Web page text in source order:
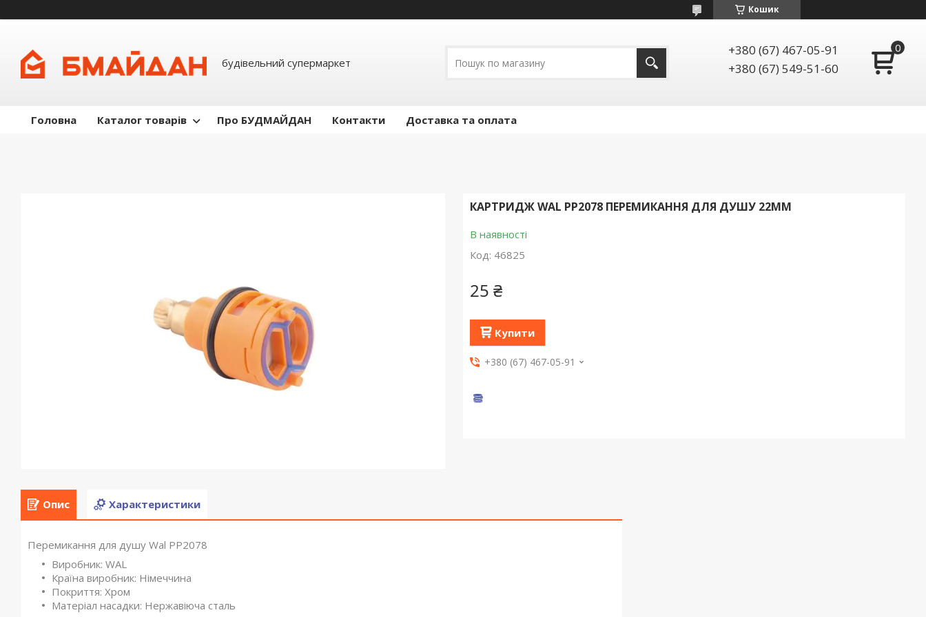
Кошик
будівельний супермаркет
+380 (67) 467-05-91
+380 (67) 549-51-60
Головна Каталог товарів Про БУДМАЙДАН Контакти Доставка та оплата
КАРТРИДЖ WAL PP2078 ПЕРЕМИКАННЯ ДЛЯ ДУШУ 22ММ
В наявності
Код: 46825
25 ₴
Купити
+380 (67) 467-05-91
Опис Характеристики
Перемикання для душу Wal PP2078
Виробник: WAL
Країна виробник: Німеччина
Покриття: Хром
Матеріал насадки: Нержавіюча сталь